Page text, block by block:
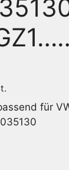
für